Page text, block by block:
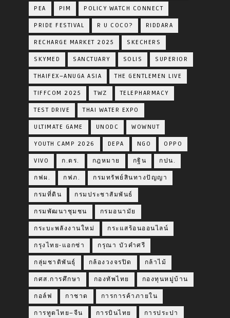
PEA PIM POLICY WATCH CONNECT
PRIDE FESTIVAL R U COCO? RIDDARA
RECHARGE MARKET 2025 SKECHERS
SKYMED SANCTUARY SOLIS SUPERIOR
THAIFEX–ANUGA ASIA THE GENTLEMEN LIVE
TIFFCOM 2025 TWZ TELEPHARMACY
TEST DRIVE THAI WATER EXPO
ULTIMATE GAME UNODC WOWNUT
YOUTH CAMP 2026 DEPA NGO OPPO
VIVO ก.ตร. กฎหมาย กฐิน กปน.
กฟผ. กฟภ. กรมทรัพย์สินทางปัญญา
กรมที่ดิน กรมประชาสัมพันธ์
กรมพัฒนาชุมชน กรมอนามัย
กระบะพลังงานใหม่ กระแสร้อนออนไลน์
กรุงไทย-แอกซ่า กรุณา บัวคำศรี
กลุ่มชาติพันธุ์ กล้องวงจรปิด กล้าไม้
กศส.การศึกษา กองทัพไทย กองทุนหมู่บ้าน
กอล์ฟ กาชาด การการค้าภายใน
การทูตไทย–จีน การบินไทย การประปา